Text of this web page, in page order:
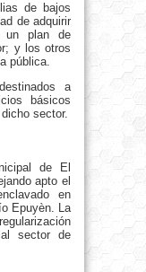
de bajos
de adquirir
un plan de
y los otros
pública.
a
básicos
sector.
de El
apto el
en
Epuyèn. La
sector de